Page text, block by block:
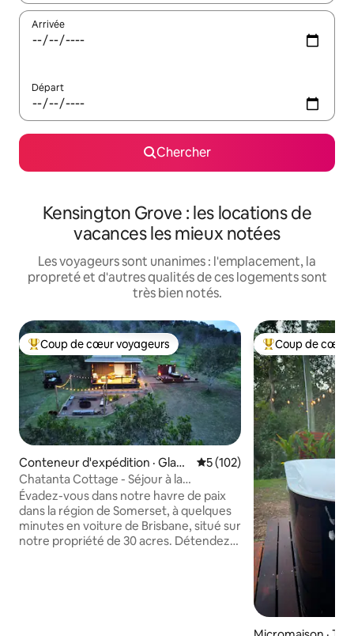
Arrivée
Départ
Chercher
Kensington Grove : les locations de
vacances les mieux notées
Les voyageurs sont unanimes : l'emplacement, la
propreté et d'autres qualités de ces logements sont
très bien notés.
Coup de cœur voyageurs parmi les plus aimés
Coup de cœur voyageurs
Conteneur d'expédition · Glam
organ Vale
Note moyenne de 5 sur 5,
5 (102)
Chatanta Cottage - Séjour à la
campagne déconnecté
Évadez-vous dans notre havre de paix
dans la région de Somerset, à quelques
minutes en voiture de Brisbane, situé sur
notre propriété de 30 acres. Détendez-
Coup de cœur
Coup de cœur